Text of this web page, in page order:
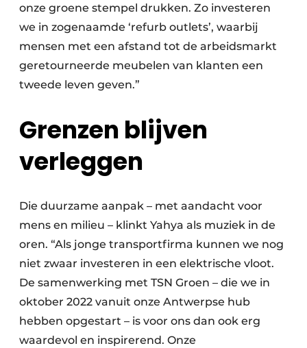
onze groene stempel drukken. Zo investeren
we in zogenaamde ‘refurb outlets’, waarbij
mensen met een afstand tot de arbeidsmarkt
geretourneerde meubelen van klanten een
tweede leven geven.”
Grenzen blijven
verleggen
Die duurzame aanpak – met aandacht voor
mens en milieu – klinkt Yahya als muziek in de
oren. “Als jonge transportfirma kunnen we nog
niet zwaar investeren in een elektrische vloot.
De samenwerking met TSN Groen – die we in
oktober 2022 vanuit onze Antwerpse hub
hebben opgestart – is voor ons dan ook erg
waardevol en inspirerend. Onze